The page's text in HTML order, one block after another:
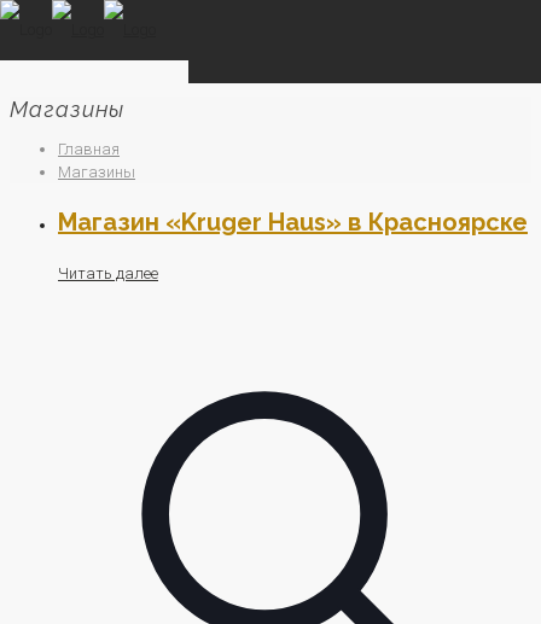
Магазины
Главная
Магазины
Магазин «Kruger Haus» в Красноярске
Читать далее